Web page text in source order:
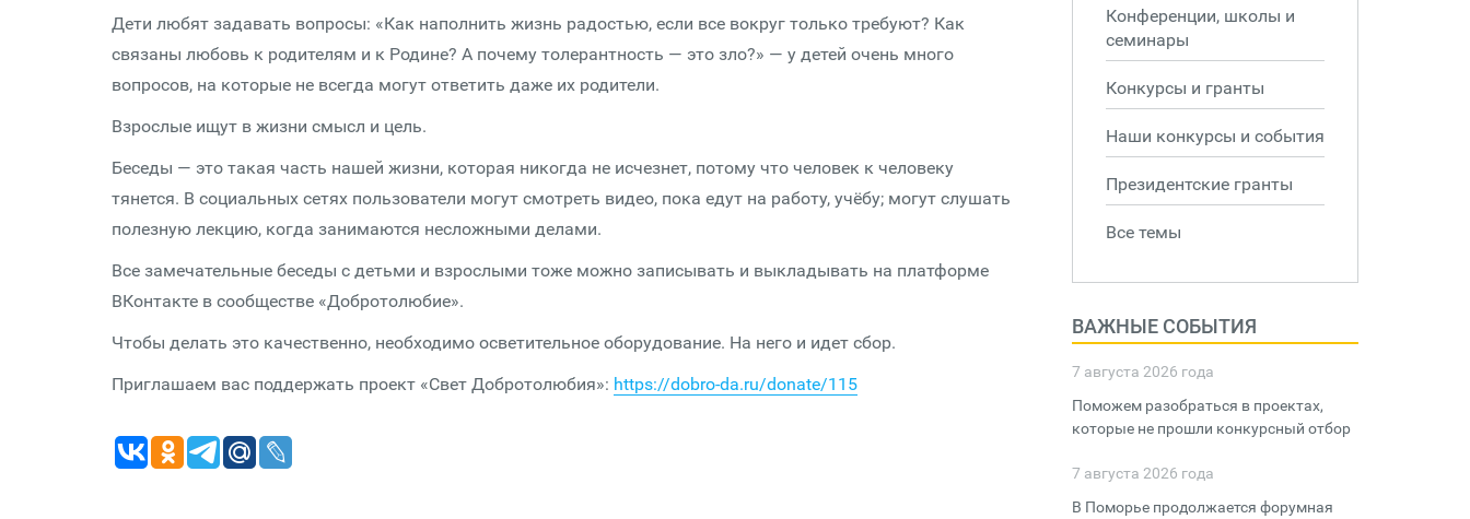
Дети любят задавать вопросы: «Как наполнить жизнь радостью, если все вокруг только требуют? Как
связаны любовь к родителям и к Родине? А почему толерантность — это зло?» — у детей очень много
вопросов, на которые не всегда могут ответить даже их родители.
Взрослые ищут в жизни смысл и цель.
Беседы — это такая часть нашей жизни, которая никогда не исчезнет, потому что человек к человеку
тянется. В социальных сетях пользователи могут смотреть видео, пока едут на работу, учёбу; могут слушать
полезную лекцию, когда занимаются несложными делами.
Все замечательные беседы с детьми и взрослыми тоже можно записывать и выкладывать на платформе
ВКонтакте в сообществе «Добротолюбие».
Чтобы делать это качественно, необходимо осветительное оборудование. На него и идет сбор.
Приглашаем вас поддержать проект «Свет Добротолюбия»: https://dobro-da.ru/donate/115
Конференции, школы и
семинары
Конкурсы и гранты
Наши конкурсы и события
Президентские гранты
Все темы
ВАЖНЫЕ СОБЫТИЯ
7 августа 2026 года
Поможем разобраться в проектах,
которые не прошли конкурсный отбор
7 августа 2026 года
В Поморье продолжается форумная